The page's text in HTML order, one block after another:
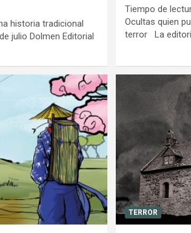
historia tradicional
julio Dolmen Editorial
Tiempo de
Ocultas quien
terror La
TERROR